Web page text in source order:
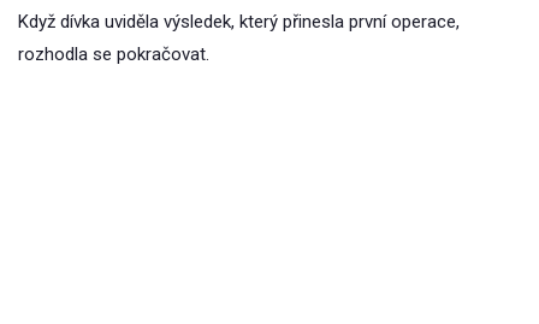
Když dívka uviděla výsledek, který přinesla první operace,
rozhodla se pokračovat.